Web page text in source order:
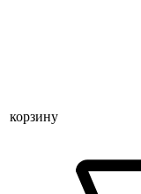
корзину